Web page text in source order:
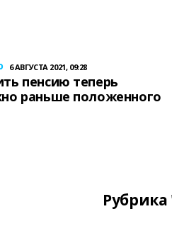
6 АВГУСТА 2021, 09:28
пенсию теперь
раньше положенного